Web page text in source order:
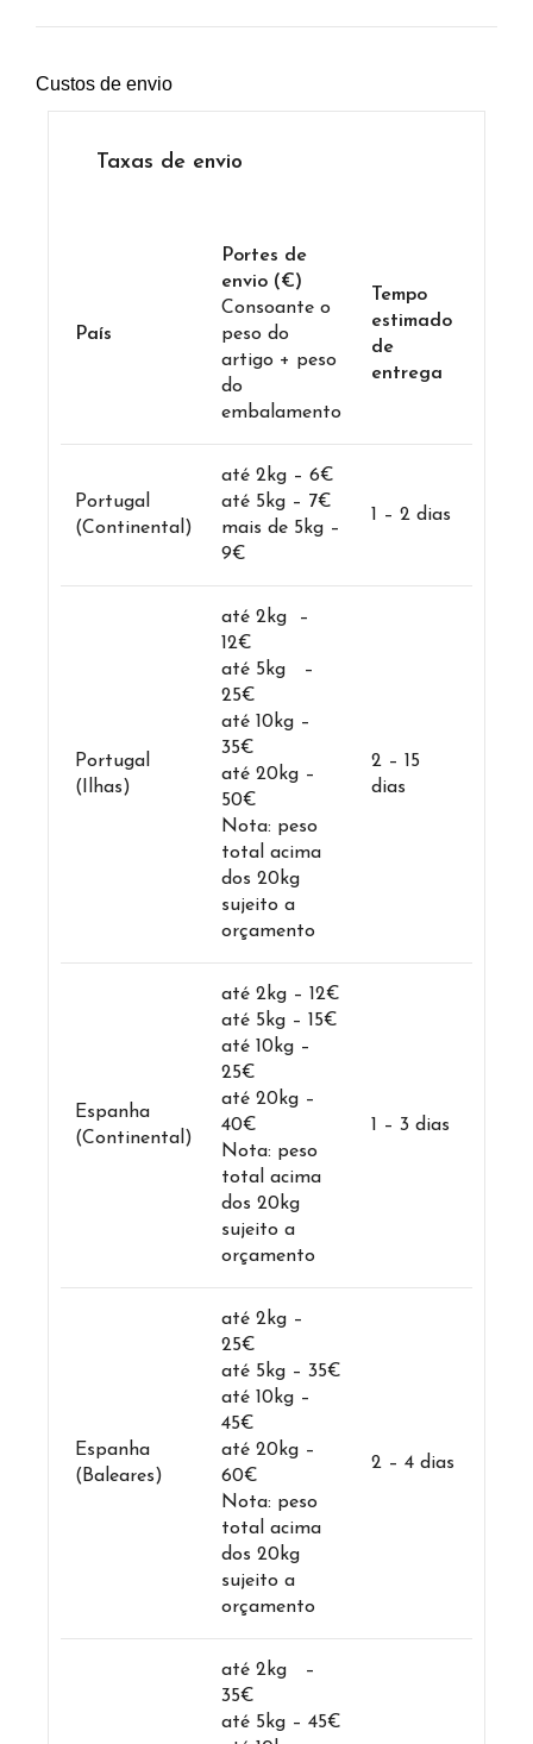
Custos de envio
Taxas de envio
País
Portes de
envio (€)
Consoante o
peso do
artigo + peso
do
embalamento
Tempo
estimado
de
entrega
Portugal
(Continental)
até 2kg – 6€
até 5kg – 7€
mais de 5kg –
9€
1 – 2 dias
Portugal
(Ilhas)
até 2kg –
12€
até 5kg –
25€
até 10kg –
35€
até 20kg –
50€
Nota: peso
total acima
dos 20kg
sujeito a
orçamento
2 – 15
dias
Espanha
(Continental)
até 2kg – 12€
até 5kg – 15€
até 10kg –
25€
até 20kg –
40€
Nota: peso
total acima
dos 20kg
sujeito a
orçamento
1 – 3 dias
Espanha
(Baleares)
até 2kg –
25€
até 5kg – 35€
até 10kg –
45€
até 20kg –
60€
Nota: peso
total acima
dos 20kg
sujeito a
orçamento
2 – 4 dias
até 2kg –
35€
até 5kg – 45€